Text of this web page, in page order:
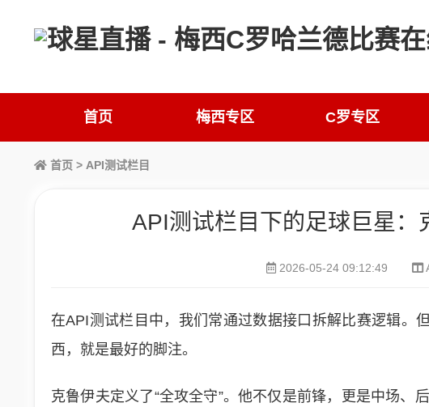
首页 梅西专区 C罗专区
首页 > API测试栏目
API测试栏目下的足球巨星：
2026-05-24 09:12:49
在API测试栏目中，我们常通过数据接口拆解比赛逻辑
西，就是最好的脚注。
克鲁伊夫定义了“全攻全守”。他不仅是前锋，更是中场、